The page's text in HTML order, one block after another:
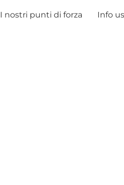
I nostri punti di forza Info